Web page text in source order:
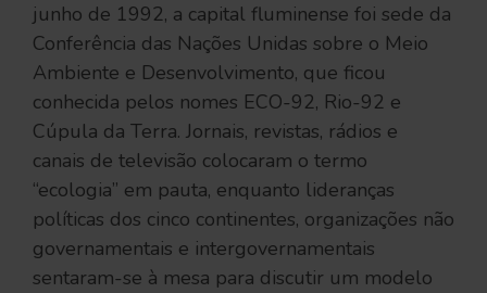
junho de 1992, a capital fluminense foi sede da
Conferência das Nações Unidas sobre o Meio
Ambiente e Desenvolvimento, que ficou
conhecida pelos nomes ECO-92, Rio-92 e
Cúpula da Terra. Jornais, revistas, rádios e
canais de televisão colocaram o termo
“ecologia” em pauta, enquanto lideranças
políticas dos cinco continentes, organizações não
governamentais e intergovernamentais
sentaram-se à mesa para discutir um modelo